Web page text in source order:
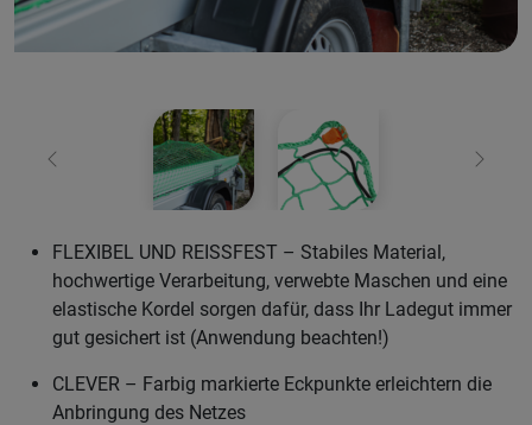
Zurück Weiter
FLEXIBEL UND REISSFEST – Stabiles Material,
hochwertige Verarbeitung, verwebte Maschen und eine
elastische Kordel sorgen dafür, dass Ihr Ladegut immer
gut gesichert ist (Anwendung beachten!)
CLEVER – Farbig markierte Eckpunkte erleichtern die
Anbringung des Netzes